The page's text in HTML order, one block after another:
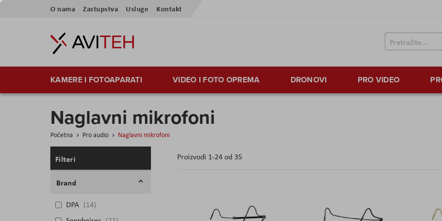
Preskoči
sadržaj
O nama Zastupstva Usluge Kontakt
KAMERE I FOTOAPARATI VIDEO I FOTO OPREMA DRONOVI PRO VIDEO
Naglavni mikrofoni
Početna Pro audio Naglavni mikrofoni
Proizvodi 1-24od35
Filteri
Brand
DPA 14